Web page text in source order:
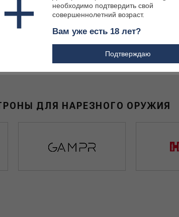
ДЛЯ НАРЕЗНОГО ОРУЖИЯ
необходимо подтвердить свой
совершеннолетний возраст.
Вам уже есть 18 лет?
Подтверждаю